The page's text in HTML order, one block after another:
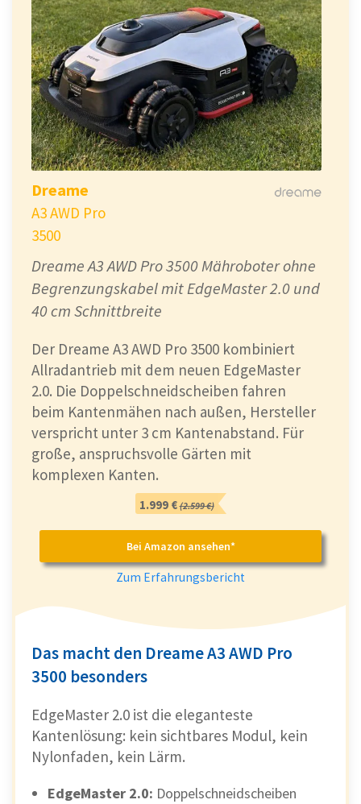
Dreame
A3 AWD Pro
3500
Dreame A3 AWD Pro 3500 Mähroboter ohne
Begrenzungskabel mit EdgeMaster 2.0 und
40 cm Schnittbreite
Der Dreame A3 AWD Pro 3500 kombiniert
Allradantrieb mit dem neuen EdgeMaster
2.0. Die Doppelschneidscheiben fahren
beim Kantenmähen nach außen, Hersteller
verspricht unter 3 cm Kantenabstand. Für
große, anspruchsvolle Gärten mit
komplexen Kanten.
1.999 €(2.599 €)
Bei Amazon ansehen*
Zum Erfahrungsbericht
Das macht den Dreame A3 AWD Pro
3500 besonders
EdgeMaster 2.0 ist die eleganteste
Kantenlösung: kein sichtbares Modul, kein
Nylonfaden, kein Lärm.
EdgeMaster 2.0: Doppelschneidscheiben